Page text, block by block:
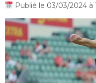
Publié le 03/03/2024 à